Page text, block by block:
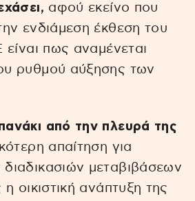
αφού εκείνο που
ενδιάμεση έκθεση του
είναι πως αναμένεται
ρυθμού αύξησης των
από την πλευρά της
απαίτηση για
μεταβιβάσεων
οικιστική ανάπτυξη της